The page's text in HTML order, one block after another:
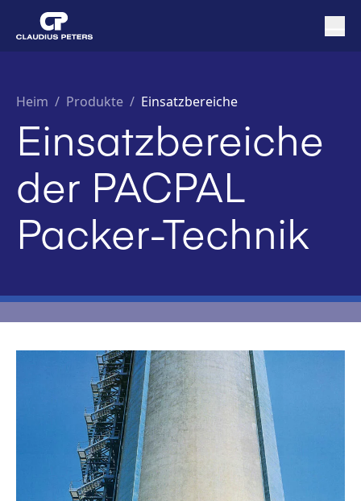
Heim / Produkte / Einsatzbereiche
Einsatzbereiche
der PACPAL
Packer-Technik